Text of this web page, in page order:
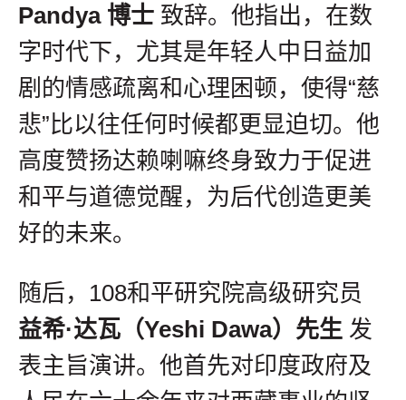
Pandya 博士 致辞。他指出，在数
字时代下，尤其是年轻人中日益加
剧的情感疏离和心理困顿，使得“慈
悲”比以往任何时候都更显迫切。他
高度赞扬达赖喇嘛终身致力于促进
和平与道德觉醒，为后代创造更美
好的未来。
随后，108和平研究院高级研究员
益希·达瓦（Yeshi Dawa）先生 发
表主旨演讲。他首先对印度政府及